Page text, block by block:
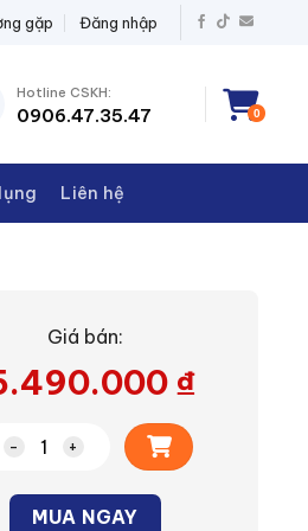
gặp Đăng nhập
Hotline CSKH:
0906.47.35.47 0
Liên hệ
Giá bán:
₫
Máy lọc nước TWP-
MUA NGAY